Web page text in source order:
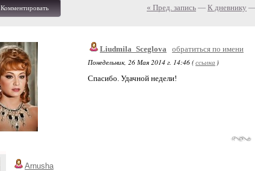
Комментировать « Пред. запись — К дневнику
Liudmila_Sceglova
обратиться по имени
Понедельник, 26 Мая 2014 г. 14:46 (ссылка )
Спасибо. Удачной недели!
Arnusha